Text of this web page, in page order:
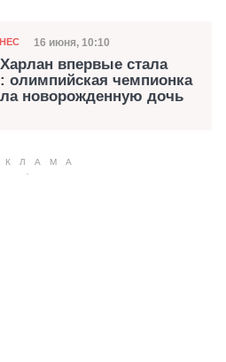
Дата публикации
16 июня, 10:10
впервые стала
олимпийская чемпионка
новорожденную дочь